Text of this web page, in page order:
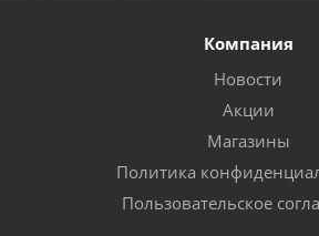
Компания
Новости
Акции
Магазины
Политика
Пользовательское